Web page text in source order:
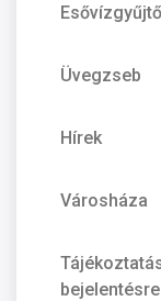
Üvegzseb
Hírek
Városháza